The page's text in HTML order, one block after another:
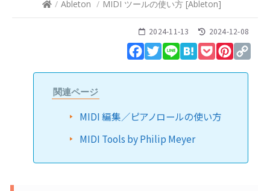
/ Ableton / MIDI ツールの使い方 [Ableton]
2024-11-13 2024-12-08
Facebook
Twitter
Line HatenaPocket
関連ページ
MIDI 編集／ピアノロールの使い方
MIDI Tools by Philip Meyer